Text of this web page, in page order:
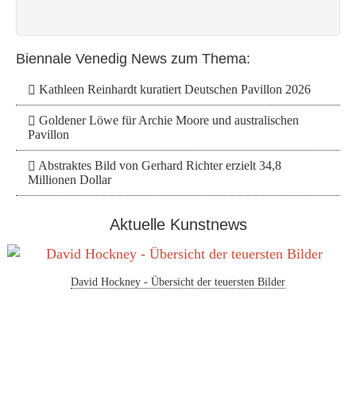
Biennale Venedig News zum Thema:
Kathleen Reinhardt kuratiert Deutschen Pavillon 2026
Goldener Löwe für Archie Moore und australischen
Pavillon
Abstraktes Bild von Gerhard Richter erzielt 34,8
Millionen Dollar
Aktuelle Kunstnews
David Hockney - Übersicht der teuersten Bilder